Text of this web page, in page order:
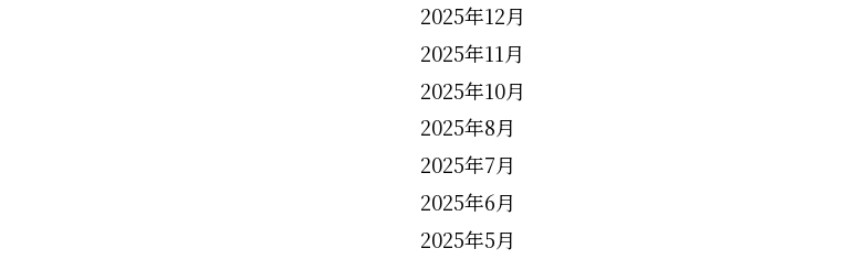
2025年12月
2025年11月
2025年10月
2025年8月
2025年7月
2025年6月
2025年5月